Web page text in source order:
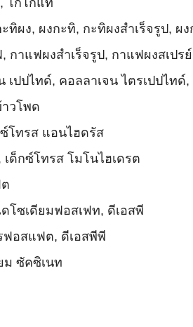
โกโก้แท้
ทิผง, ผงกะทิ, กะทิผงสำเร็จรูป, ผง
กาแฟผงสำเร็จรูป, กาแฟผงสเปร
เปปไทด์, คอลลาเจน ไตรเปปไทด์
วโพด
ซ์โทรส แอนไฮดรัส
เด็กซ์โทรส โมโนไฮเดรต
ดโซเดียมฟอสเฟท, ดีเอสพี
ฟอสแฟต, ดีเอสพีพี
ม ซัคซิเนท